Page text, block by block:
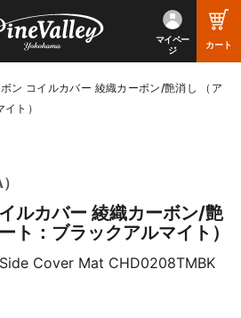
マイペー
ジ
カート
ボン コイルカバー 綾織カーボン/艶消し （ア
ト）
ルカバー 綾織カーボン/艶
ト：ブラックアルマイト）
Cover Mat CHD0208TMBK